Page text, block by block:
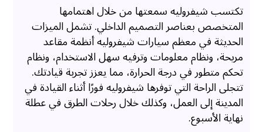
تكتسب شيفروليه سمعتها من خلال اهتمامها
المتخصص بعناصر التصميم الداخلي. تشمل الميزات
الحديثة في معظم سيارات شيفروليه أنظمة مقاعد
مريحة، ونظام معلومات وترفيه سهل الاستخدام، ونظام
تحكم متطور في درجة الحرارة، مما يعزز تجربة قيادتك.
تتجلى الراحة التي توفرها شيفروليه فورًا أثناء القيادة في
المدينة إلى العمل، وكذلك خلال رحلات الطرق في عطلة
نهاية الأسبوع.